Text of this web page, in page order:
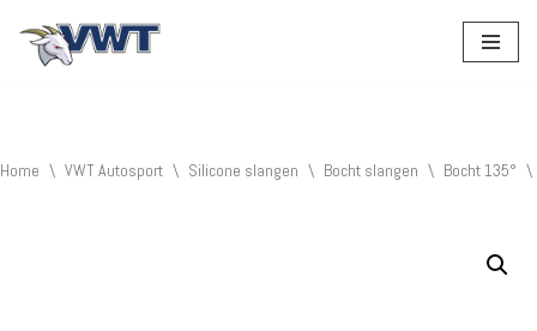
Home \ VWT Autosport \ Silicone slangen \ Bocht slangen \ Bocht 135° \